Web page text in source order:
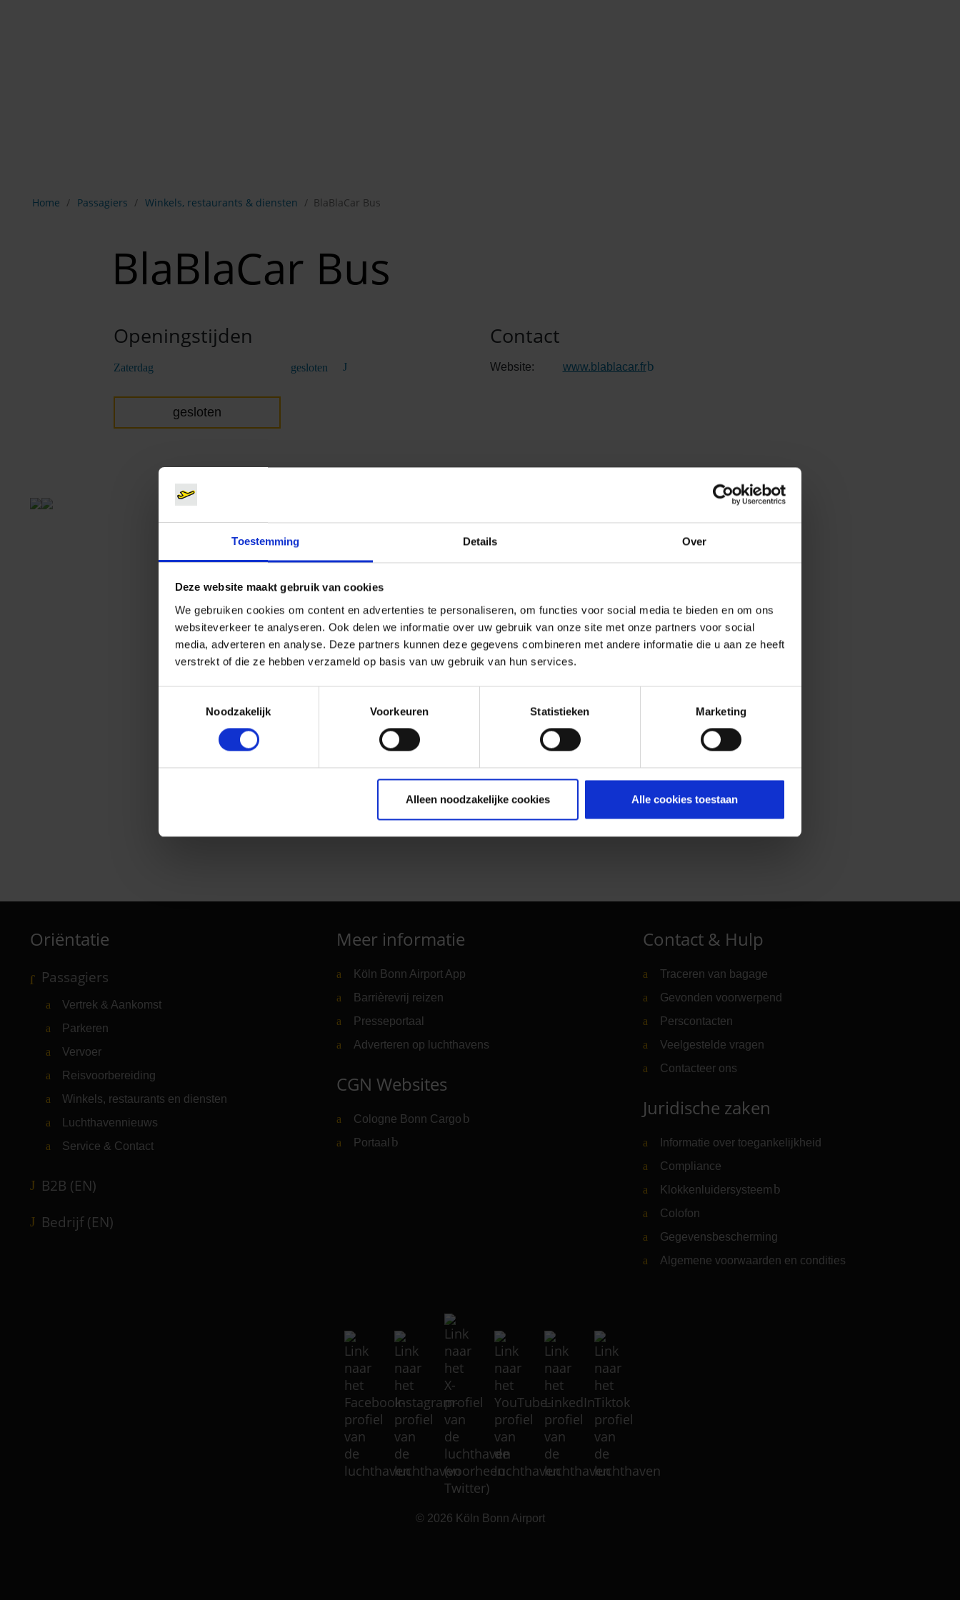
Toestemming Details Over
Deze website maakt gebruik van cookies
We gebruiken cookies om content en advertenties te personaliseren, om functies voor social media te bieden en om ons
websiteverkeer te analyseren. Ook delen we informatie over uw gebruik van onze site met onze partners voor social
media, adverteren en analyse. Deze partners kunnen deze gegevens combineren met andere informatie die u aan ze heeft
verstrekt of die ze hebben verzameld op basis van uw gebruik van hun services.
Noodzakelijk
Voorkeuren Statistieken Marketing
Alleen noodzakelijke cookies Alle cookies toestaan
Home Passagiers Winkels, restaurants & diensten BlaBlaCar Bus
BlaBlaCar Bus
Openingstijden
Zaterdag gesloten
gesloten
Contact
Website: www.blablacar.fr(Link naar externe website)
Oriëntatie
Passagiers
Vertrek & Aankomst
Parkeren
Vervoer
Reisvoorbereiding
Winkels, restaurants en diensten
Luchthavennieuws
Service & Contact
B2B (EN)
Bedrijf (EN)
Meer informatie
Köln Bonn Airport App
Barrièrevrij reizen
Presseportaal
Adverteren op luchthavens
CGN Websites
Cologne Bonn Cargo (Link naar externe website)
Portaal (Link naar externe website)
Contact & Hulp
Traceren van bagage
Gevonden voorwerpend
Perscontacten
Veelgestelde vragen
Contacteer ons
Juridische zaken
Informatie over toegankelijkheid
Compliance
Klokkenluidersysteem (Link naar externe website)
Colofon
Gegevensbescherming
Algemene voorwaarden en condities
© 2026 Köln Bonn Airport